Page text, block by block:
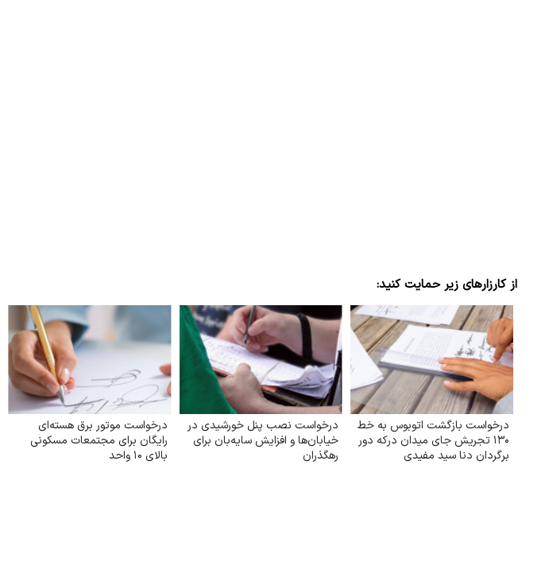
از کارزارهای زیر حمایت کنید:
درخواست بازگشت اتوبوس به خط
۱۳۰ تجریش جای میدان درکه دور
برگردان دنا سید مفیدی
درخواست نصب پنل خورشیدی در
خیابان‌ها و افزایش سایه‌بان برای
رهگذران
درخواست موتور برق هسته‌ای
رایگان برای مجتمعات مسکونی
بالای ۱۰ واحد